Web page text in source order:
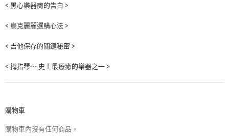
< 黑心樂器商的告白 >
< 烏克麗麗選購心法 >
< 吉他保存的關鍵秘密 >
< 拇指琴～ 史上最療癒的樂器之一 >
購物車
購物車內沒有任何商品。